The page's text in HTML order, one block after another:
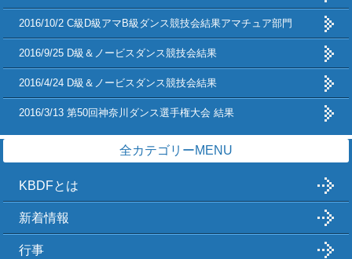
2016/10/2 C級D級アマB級ダンス競技会結果アマチュア部門
2016/9/25 D級＆ノービスダンス競技会結果
2016/4/24 D級＆ノービスダンス競技会結果
2016/3/13 第50回神奈川ダンス選手権大会 結果
全カテゴリーMENU
KBDFとは
新着情報
行事